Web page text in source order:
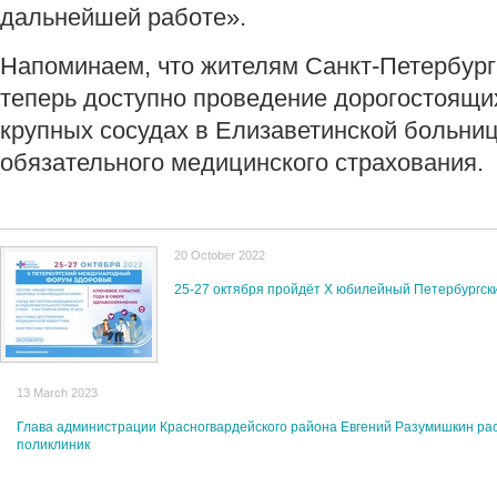
дальнейшей работе».
Напоминаем, что жителям Санкт-
теперь доступно проведение
крупных сосудах в Елизаветинской
обязательного медицинского страхования.
20 October 2022
25-27 октября пройдёт X юбилейный
13 March 2023
Глава администрации Красногвардейского района Евгений Разумишкин
поликлиник